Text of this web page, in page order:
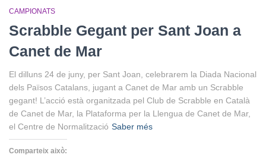
CAMPIONATS
Scrabble Gegant per Sant Joan a
Canet de Mar
El dilluns 24 de juny, per Sant Joan, celebrarem la Diada Nacional
dels Països Catalans, jugant a Canet de Mar amb un Scrabble
gegant! L’acció està organitzada pel Club de Scrabble en Català
de Canet de Mar, la Plataforma per la Llengua de Canet de Mar,
el Centre de Normalització Saber més
Comparteix això: